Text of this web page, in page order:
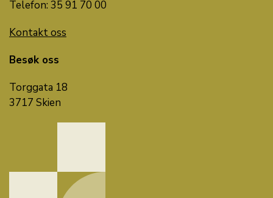
Telefon: 35 91 70 00
Kontakt oss
Besøk oss
Torggata 18
3717 Skien